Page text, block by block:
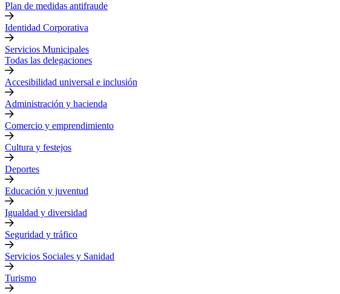
Plan de medidas antifraude
Identidad Corporativa
Servicios Municipales
Todas las delegaciones
Accesibilidad universal e inclusión
Administración y hacienda
Comercio y emprendimiento
Cultura y festejos
Deportes
Educación y juventud
Igualdad y diversidad
Seguridad y tráfico
Servicios Sociales y Sanidad
Turismo